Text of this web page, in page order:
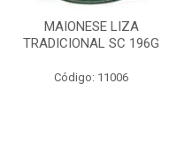
MAIONESE LIZA
TRADICIONAL SC 196G
Código: 11006